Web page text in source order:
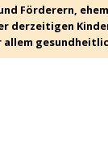
Förderern,
derzeitigen